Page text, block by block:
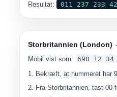
Resultat:
011 237 233
Storbritannien (London)
Mobil vist som: 690 12 34
Bekræft, at nummeret har
Fra Storbritannien, tast00